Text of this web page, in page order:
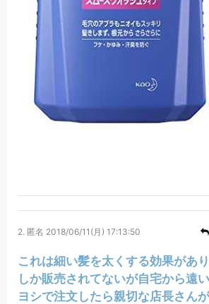
2. 匿名 2018/06/11(月) 17:13:50
これは細い髪を太くする効果があ
しか販売されてないが自宅から遠
ヨシで注文したら親切な店長さん